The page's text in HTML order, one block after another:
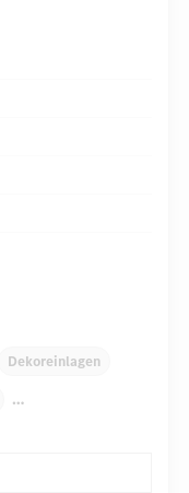
Dekoreinlagen